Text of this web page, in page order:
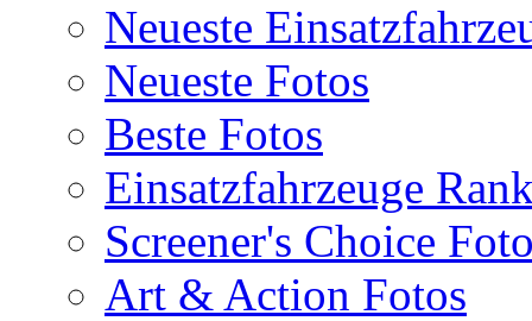
Neueste
Neueste Fotos
Beste Fotos
Einsatzfahrzeuge
Screener's Choice
Art & Action Fotos